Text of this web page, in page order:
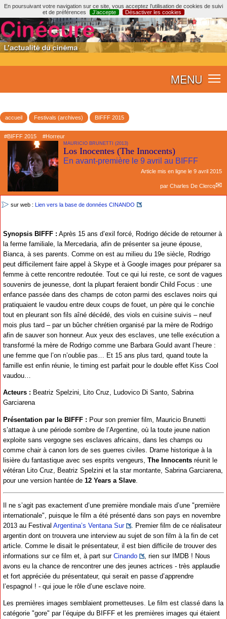
En poursuivant votre navigation sur ce site, vous acceptez l’utilisation de cookies de suivi
et de préférences
J’accepte Désactiver les cookies
MENU
accueil Festivals (archives) BIFFF 2015
#BIFFF 2015 #Horreur
MAURICIO BRUNETTI (2013)
Los Inocentes (The Innocents)
En avant-première le 9 avril au BIFFF
Article mis en ligne le 9 avril 2015
par Charles De Clercq
sur web : Lien vers la base de données CINANDO
Synopsis BIFFF : Après 15 ans d’exil forcé, Rodrigo décide de retourner à
la ferme familiale, la Mercedaria, afin de présenter sa jeune épouse,
Bianca, à ses parents. Comme on est au milieu du 19e siècle, Rodrigo
peut difficilement faire appel à Skype et à Google images pour préparer sa
femme à cette rencontre redoutée. Tout ce qui lui reste, ce sont de vagues
souvenirs de jeunesse, dont la plupart feraient bondir Child Focus : une
enfance passée dans des champs de coton parmi des esclaves noirs qui
pratiquaient le vaudou entre deux coups de fouet, un père qui le conchie
tout en pleurant son fils aîné décédé, des viols en cuisine suivis – neuf
mois plus tard – par un bûcher chrétien organisé par la mère de Rodrigo
afin de sauver son honneur. Aux yeux des esclaves, une telle exécution a
transformé la mère de Rodrigo comme une Barbara Gould avant l’heure :
une femme que l’on n’oublie pas… Et 15 ans plus tard, quand toute la
famille est enfin réunie, le timing est parfait pour le double effet Kiss Cool
vaudou…
Acteurs : Beatriz Spelzini, Lito Cruz, Ludovico Di Santo, Sabrina
Garciarena
Présentation par le BIFFF : Pour son premier film, Mauricio Brunetti
s’attaque à une période sombre de l’Argentine, où la toute jeune nation
exploite sans vergogne ses esclaves africains, dans les champs ou
comme chair à canon lors de ses guerres civiles. Drame historique à la
lisière du fantastique avec ses esprits vengeurs, The Innocents réunit le
vétéran Lito Cruz, Beatriz Spelzini et la star montante, Sabrina Garciarena,
pour une version hantée de 12 Years a Slave
Il ne s’agit pas exactement d’une première mondiale mais d’une "première
internationale", puisque le film a été présenté dans son pays en novembre
2013 au Festival Argentina’s Ventana Sur
. Premier film de ce réalisateur
argentin dont on trouvera une interview au sujet de son film à la fin de cet
article. Comme le disait le présentateur, il est bien difficile de trouver des
informations sur ce film et, à part sur Cinando
, rien sur IMDB ! Nous
avons eu la chance de rencontrer une des jeunes actrices - très applaudie
et fort appréciée du présentateur, qui serait en passe d’apprendre
l’espagnol ! - qui joue le rôle d’une esclave noire.
Les premières images semblaient prometteuses. Le film est classé dans la
catégorie "gore" par l’équipe du BIFFF et les premières images qui étaient